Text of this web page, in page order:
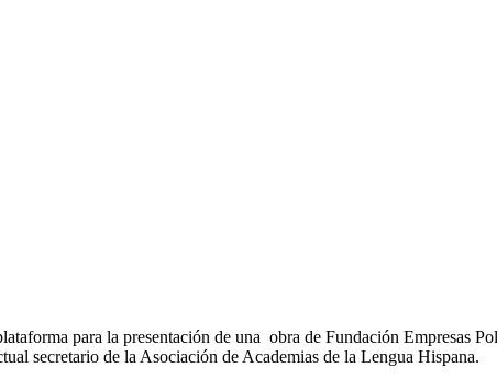
para la presentación de una obra de Fundación Empresas
secretario de la Asociación de Academias de la Lengua Hispana.